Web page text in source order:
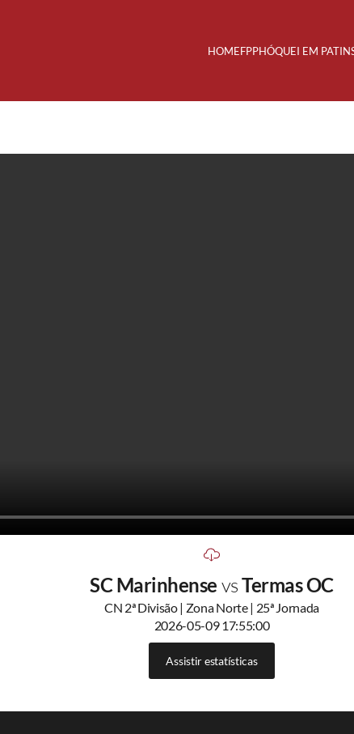
HOMEFPPHÓQUEI EM
SC Marinhense vsTermas OC
CN 2ª Divisão | Zona Norte | 25ª Jornada
2026-05-09 17:55:00
Assistir estatísticas